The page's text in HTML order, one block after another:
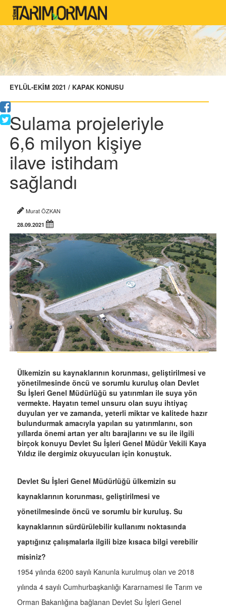
EYLÜL-EKİM 2021 / KAPAK KONUSU
Sulama projeleriyle
6,6 milyon kişiye
ilave istihdam
sağlandı
Murat ÖZKAN
28.09.2021
Ülkemizin su kaynaklarının korunması, geliştirilmesi ve
yönetilmesinde öncü ve sorumlu kuruluş olan Devlet
Su İşleri Genel Müdürlüğü su yatırımları ile suya yön
vermekte. Hayatın temel unsuru olan suyu ihtiyaç
duyulan yer ve zamanda, yeterli miktar ve kalitede hazır
bulundurmak amacıyla yapılan su yatırımlarını, son
yıllarda önemi artan yer altı barajlarını ve su ile ilgili
birçok konuyu Devlet Su İşleri Genel Müdür Vekili Kaya
Yıldız ile dergimiz okuyucuları için konuştuk.
Devlet Su İşleri Genel Müdürlüğü ülkemizin su
kaynaklarının korunması, geliştirilmesi ve
yönetilmesinde öncü ve sorumlu bir kuruluş. Su
kaynaklarının sürdürülebilir kullanımı noktasında
yaptığınız çalışmalarla ilgili bize kısaca bilgi verebilir
misiniz?
1954 yılında 6200 sayılı Kanunla kurulmuş olan ve 2018
yılında 4 sayılı Cumhurbaşkanlığı Kararnamesi ile Tarım ve
Orman Bakanlığına bağlanan Devlet Su İşleri Genel